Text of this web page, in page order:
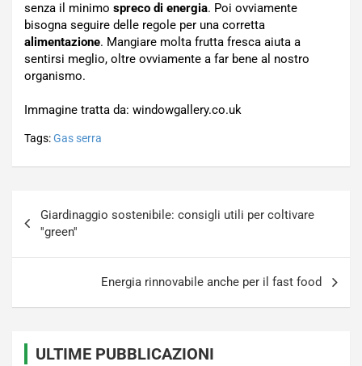
senza il minimo spreco di energia. Poi ovviamente
bisogna seguire delle regole per una corretta
alimentazione. Mangiare molta frutta fresca aiuta a
sentirsi meglio, oltre ovviamente a far bene al nostro
organismo.
Immagine tratta da: windowgallery.co.uk
Tags:Gas serra
articoli
Giardinaggio sostenibile: consigli utili per coltivare
''green''
Energia rinnovabile anche per il fast food
ULTIME PUBBLICAZIONI